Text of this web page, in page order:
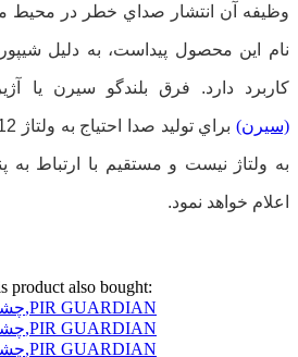
وظيفه آن انتشار صداي خطر در محيط
نام اين محصول پيداست، به دليل
كاربرد دارد. فرق بلندگو سيرن يا
(سيرن)براي توليد صدا احتياج به ولتاژ
به ولتاژ نيست و مستقيم با ارتباط
اعلام خواهد نمود.
product also bought: